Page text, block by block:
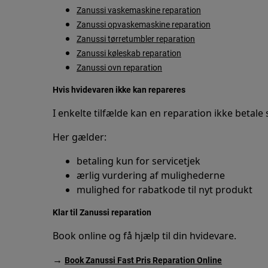
Zanussi vaskemaskine reparation
Zanussi opvaskemaskine reparation
Zanussi tørretumbler reparation
Zanussi køleskab reparation
Zanussi ovn reparation
Hvis hvidevaren ikke kan repareres
I enkelte tilfælde kan en reparation ikke betale
Her gælder:
betaling kun for servicetjek
ærlig vurdering af mulighederne
mulighed for rabatkode til nyt produkt
Klar til Zanussi reparation
Book online og få hjælp til din hvidevare.
→ Book Zanussi Fast Pris Reparation Online